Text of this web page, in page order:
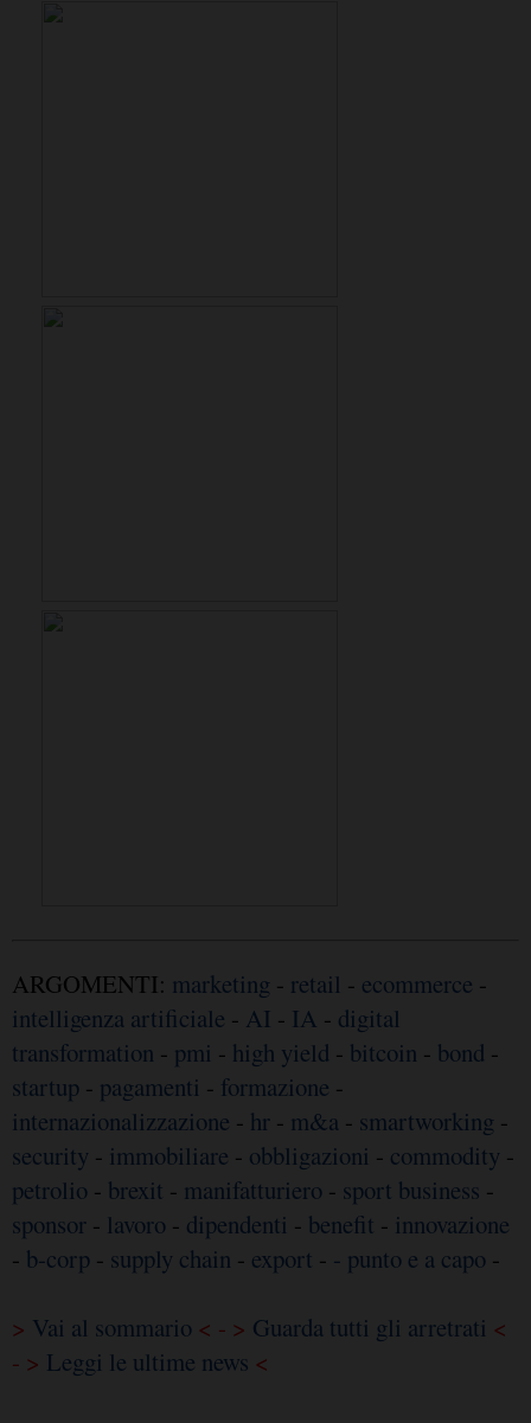
ARGOMENTI: marketing - retail - ecommerce -
intelligenza artificiale - AI - IA - digital
transformation - pmi - high yield - bitcoin - bond -
startup - pagamenti - formazione -
internazionalizzazione - hr - m&a - smartworking -
security - immobiliare - obbligazioni - commodity -
petrolio - brexit - manifatturiero - sport business -
sponsor - lavoro - dipendenti - benefit - innovazione
- b-corp - supply chain - export - - punto e a capo -
> Vai al sommario < - > Guarda tutti gli arretrati <
- > Leggi le ultime news <